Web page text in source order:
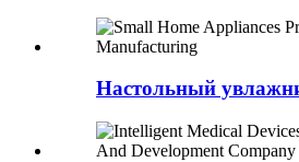
Настольный